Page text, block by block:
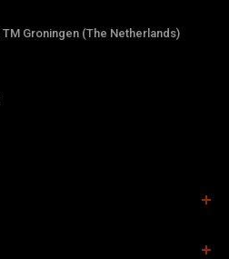
Groningen (The Netherlands)